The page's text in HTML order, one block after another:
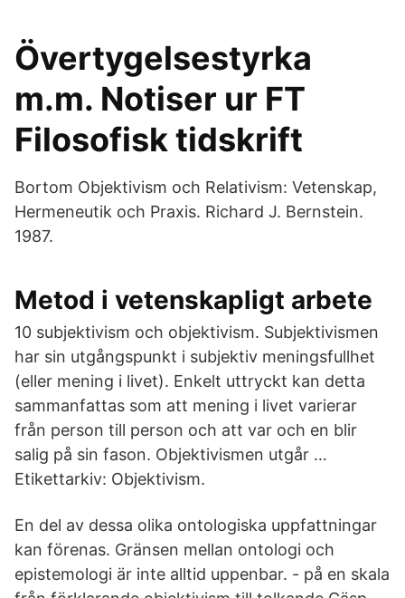
Övertygelsestyrka
m.m. Notiser ur FT
Filosofisk tidskrift
Bortom Objektivism och Relativism: Vetenskap,
Hermeneutik och Praxis. Richard J. Bernstein.
1987.
Metod i vetenskapligt arbete
10 subjektivism och objektivism. Subjektivismen
har sin utgångspunkt i subjektiv meningsfullhet
(eller mening i livet). Enkelt uttryckt kan detta
sammanfattas som att mening i livet varierar
från person till person och att var och en blir
salig på sin fason. Objektivismen utgår …
Etikettarkiv: Objektivism.
En del av dessa olika ontologiska uppfattningar
kan förenas. Gränsen mellan ontologi och
epistemologi är inte alltid uppenbar. - på en skala